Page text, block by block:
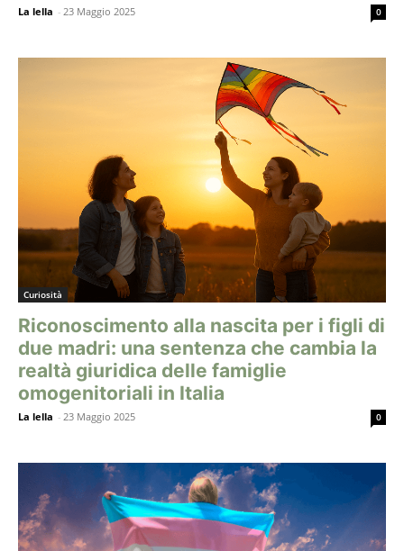
La lella - 23 Maggio 2025 0
Curiosità
Riconoscimento alla nascita per i figli di
due madri: una sentenza che cambia la
realtà giuridica delle famiglie
omogenitoriali in Italia
La lella - 23 Maggio 2025 0